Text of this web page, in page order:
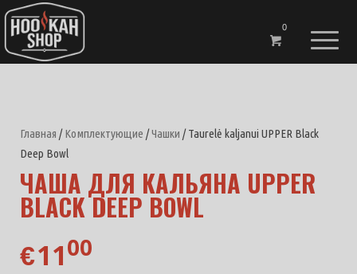
0
Главная /Комплектующие /Чашки / Taurelė kaljanui UPPER Black
Deep Bowl
ЧАША ДЛЯ КАЛЬЯНА UPPER
BLACK DEEP BOWL
€1100